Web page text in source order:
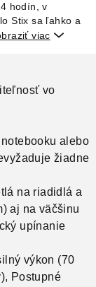
hodín, v
Stix sa ľahko a
viac 
vo
alebo
žiadne
na riadidlá a
aj na väčšinu
upínanie
výkon (70
Postupné